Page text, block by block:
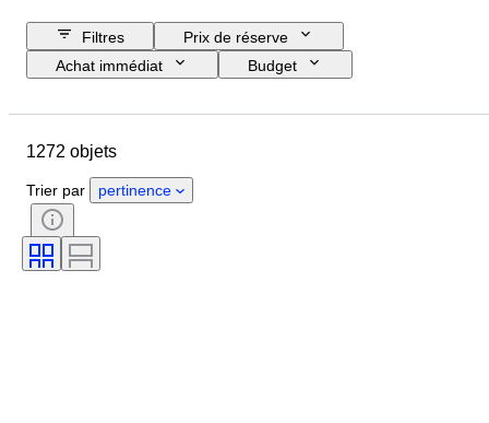
Filtres
Prix de réserve
Achat immédiat
Budget
Pays d’origine
Suppléments
Couleur
Commande
Compagnie ferroviaire
1272 objets
Trier par pertinence